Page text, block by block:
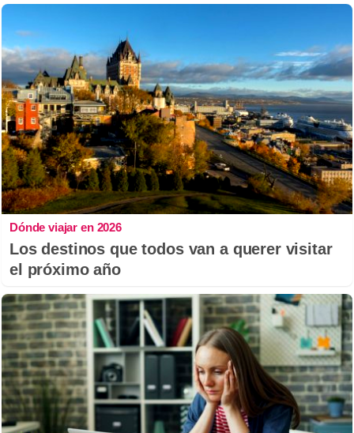
Dónde viajar en 2026
Los destinos que todos van a querer visitar
el próximo año